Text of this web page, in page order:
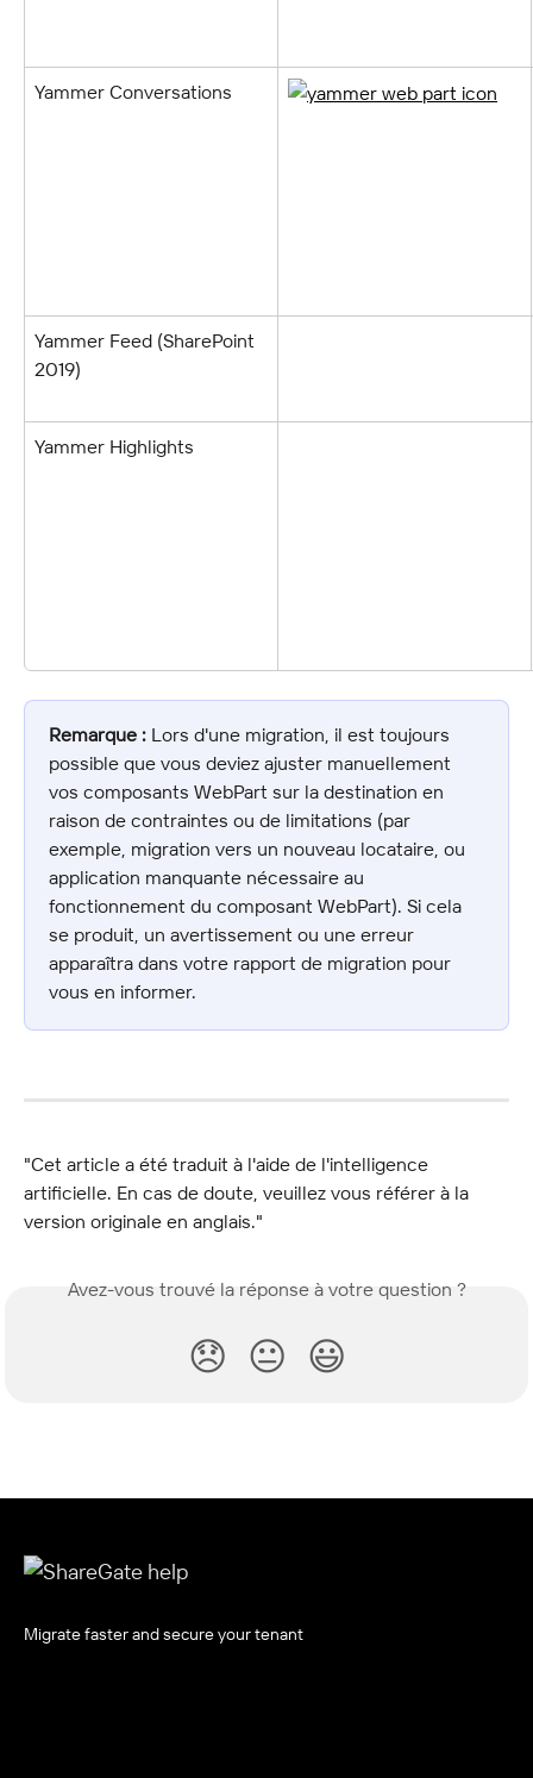
Yammer Conversations
Yammer Feed (SharePoint
2019)
Yammer Highlights
Remarque : Lors d'une migration, il est toujours
possible que vous deviez ajuster manuellement
vos composants WebPart sur la destination en
raison de contraintes ou de limitations (par
exemple, migration vers un nouveau locataire, ou
application manquante nécessaire au
fonctionnement du composant WebPart). Si cela
se produit, un avertissement ou une erreur
apparaîtra dans votre rapport de migration pour
vous en informer.
"Cet article a été traduit à l'aide de l'intelligence
artificielle. En cas de doute, veuillez vous référer à la
version originale en anglais."
Avez-vous trouvé la réponse à votre question ?
😞 😐 😃
Migrate faster and secure your tenant